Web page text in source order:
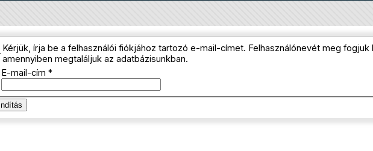
Kérjük, írja be a felhasználói fiókjához tartozó e-mail-címet. Felhasználónevét meg
amennyiben megtaláljuk az adatbázisunkban.
E-mail-cím *
Indítás